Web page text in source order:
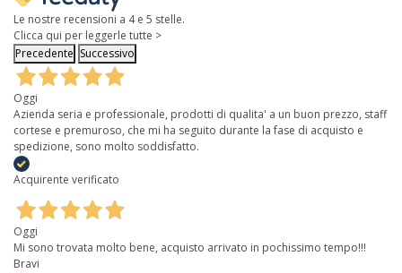
Le nostre recensioni a 4 e 5 stelle.
Clicca qui per leggerle tutte >
Precedente Successivo
Oggi
Azienda seria e professionale, prodotti di qualita' a un buon prezzo, staff
cortese e premuroso, che mi ha seguito durante la fase di acquisto e
spedizione, sono molto soddisfatto.
Acquirente verificato
Oggi
Mi sono trovata molto bene, acquisto arrivato in pochissimo tempo!!!
Bravi